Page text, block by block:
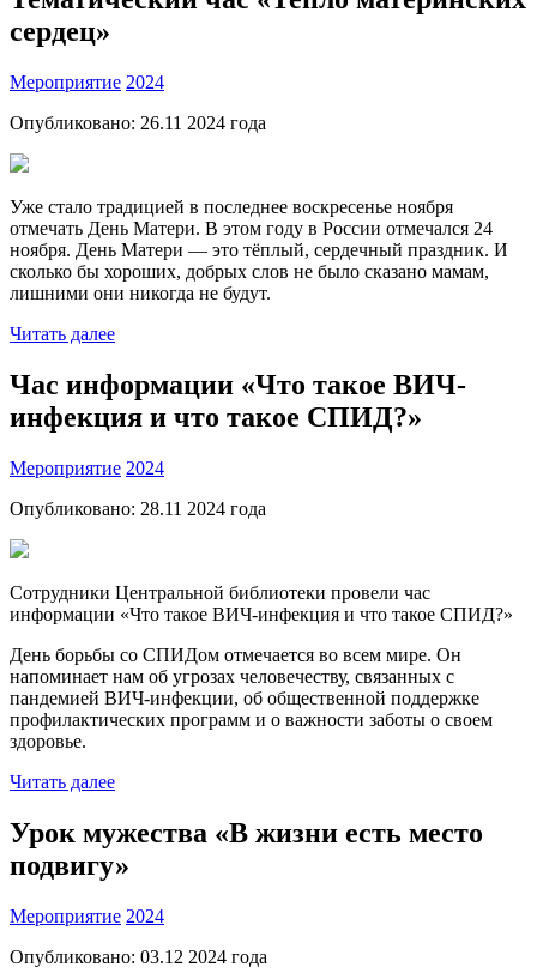
сердец»
Мероприятие 2024
Опубликовано: 26.11 2024 года
Уже стало традицией в последнее воскресенье ноября
отмечать День Матери. В этом году в России отмечался 24
ноября. День Матери — это тёплый, сердечный праздник. И
сколько бы хороших, добрых слов не было сказано мамам,
лишними они никогда не будут.
Читать далее
Час информации «Что такое ВИЧ-
инфекция и что такое СПИД?»
Мероприятие 2024
Опубликовано: 28.11 2024 года
Сотрудники Центральной библиотеки провели час
информации «Что такое ВИЧ-инфекция и что такое СПИД?»
День борьбы со СПИДом отмечается во всем мире. Он
напоминает нам об угрозах человечеству, связанных с
пандемией ВИЧ-инфекции, об общественной поддержке
профилактических программ и о важности заботы о своем
здоровье.
Читать далее
Урок мужества «В жизни есть место
подвигу»
Мероприятие 2024
Опубликовано: 03.12 2024 года